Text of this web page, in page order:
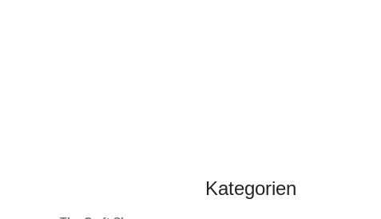
Kategorien